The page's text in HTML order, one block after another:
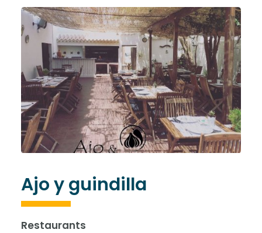
Ajo y guindilla
Restaurants